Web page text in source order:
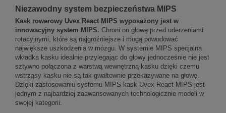
Niezawodny system bezpieczeństwa MIPS
Kask rowerowy Uvex React MIPS wyposażony jest w
innowacyjny system MIPS. Chroni on głowę przed uderzeniami
rotacyjnymi, które są najgroźniejsze i mogą powodować
największe uszkodzenia w mózgu. W systemie MIPS specjalna
wkładka kasku idealnie przylegając do głowy jednocześnie nie jest
sztywno połączona z warstwą wewnętrzną kasku dzięki czemu
wstrząsy kasku nie są tak gwałtownie przekazywane na głowę.
Dzięki zastosowaniu systemu MIPS kask Uvex React MIPS jest
jednym z najbardziej zaawansowanych technologicznie modeli w
swojej kategorii.